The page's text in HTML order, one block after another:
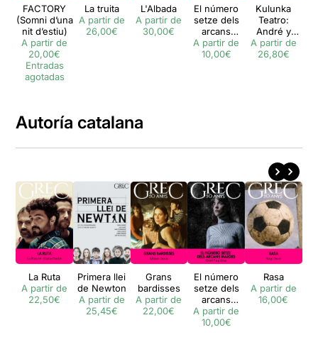
FACTORY
(Somni d’una
nit d’estiu)
A partir de
20,00€
Entradas
agotadas
La truita
A partir de
26,00€
L'Albada
A partir de
30,00€
El número
setze dels
arcans
majors
A partir de
10,00€
Kulunka
Teatro:
André y
Dorine
A partir de
26,80€
Autoría catalana
La Ruta
A partir de
22,50€
Primera llei
de Newton
A partir de
25,45€
Grans
bardisses
A partir de
22,00€
El número
setze dels
arcans
majors
A partir de
10,00€
Rasa
A partir de
16,00€